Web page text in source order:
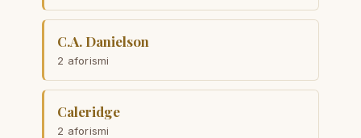
C.A. Danielson
2 aforismi
Caleridge
2 aforismi